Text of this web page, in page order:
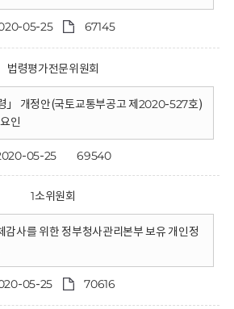
05-25 67145
법령평가전문위원회
」 개정안(국토교통부공고 제2020-527호)
인
05-25 69540
1소위원회
감사를 위한 정부청사관리본부 보유 개인정
05-25 70616